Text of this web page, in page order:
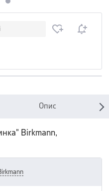
Опис
Birkmann,
birkmann